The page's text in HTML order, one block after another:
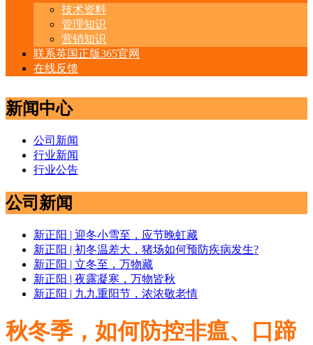
技术资料
管理知识
营销知识
联系英国正版365官网
在线反馈
新闻中心
公司新闻
行业新闻
行业公告
公司新闻
新正阳 | 迎冬小雪至，应节晚虹藏
新正阳 | 初冬温差大，猪场如何预防疾病发生?
新正阳 | 立冬至，万物藏
新正阳 | 夜露凝寒，万物皆秋
新正阳 | 九九重阳节，浓浓敬老情
秋冬季，如何防控非瘟、口蹄